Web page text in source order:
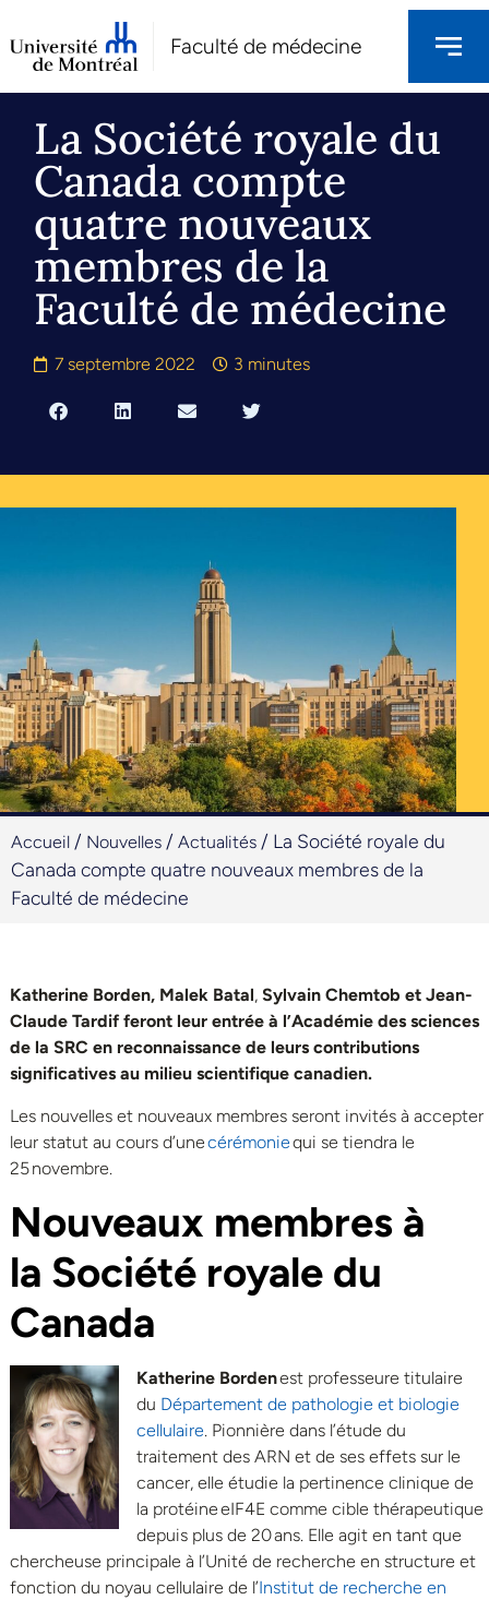
Faculté de médecine
La Société royale du
Canada compte
quatre nouveaux
membres de la
Faculté de médecine
7 septembre 2022 3 minutes
Accueil / Nouvelles / Actualités / La Société royale du
Canada compte quatre nouveaux membres de la
Faculté de médecine
Katherine Borden, Malek Batal, Sylvain Chemtob et Jean-
Claude Tardif feront leur entrée à l’Académie des sciences
de la SRC en reconnaissance de leurs contributions
significatives au milieu scientifique canadien.
Les nouvelles et nouveaux membres seront invités à accepter
leur statut au cours d’unecérémoniequi se tiendra le
25 novembre.
Nouveaux membres à
la Société royale du
Canada
Katherine Bordenest professeure titulaire
du Département de pathologie et biologie
cellulaire. Pionnière dans l’étude du
traitement des ARN et de ses effets sur le
cancer, elle étudie la pertinence clinique de
la protéine eIF4E comme cible thérapeutique
depuis plus de 20 ans. Elle agit en tant que
chercheuse principale à l’Unité de recherche en structure et
fonction du noyau cellulaire de l’Institut de recherche en